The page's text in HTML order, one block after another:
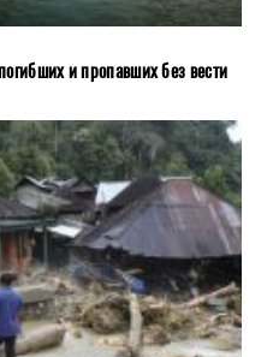
и пропавших без вести